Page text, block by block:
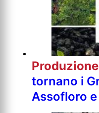
Produzione
tornano i
Assofloro